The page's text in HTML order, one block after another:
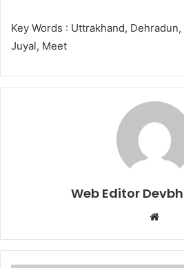
Key Words : Uttrakhand,
Juyal, Meet
Web Editor